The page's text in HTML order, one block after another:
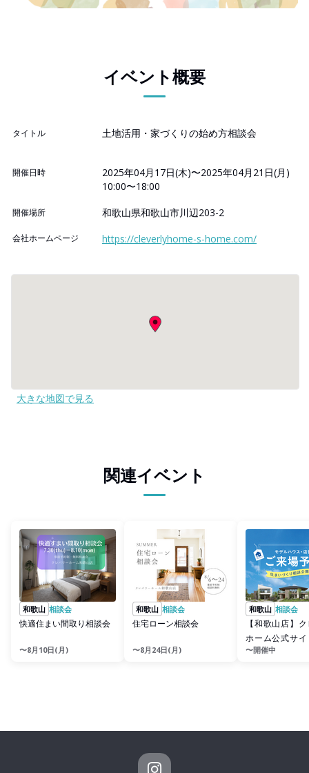
イベント概要
タイトル 土地活用・家づくりの始め方相談会
開催日時
2025年04月17日(木)〜2025年04月21日(月)
10:00〜18:00
開催場所 和歌山県和歌山市川辺203-2
会社ホームページ https://cleverlyhome-s-home.com/
大きな地図で見る
関連イベント
和歌山 相談会
快適住まい間取り相談会
〜8月10日(月)
和歌山 相談会
住宅ローン相談会
〜8月24日(月)
和歌山 相談会
【和歌山店】
ホーム公式サ
予約
〜開催中